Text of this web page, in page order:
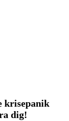
krisepanik
dig!